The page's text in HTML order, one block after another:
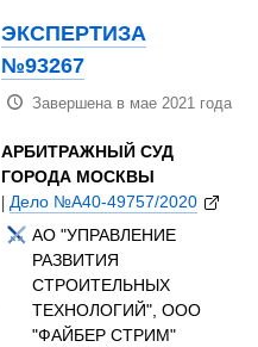
ЭКСПЕРТИЗА
№93267
Завершена в мае 2021 года
АРБИТРАЖНЫЙ СУД
ГОРОДА МОСКВЫ
| Дело №А40-49757/2020
АО "УПРАВЛЕНИЕ
РАЗВИТИЯ
СТРОИТЕЛЬНЫХ
ТЕХНОЛОГИЙ", ООО
"ФАЙБЕР СТРИМ"